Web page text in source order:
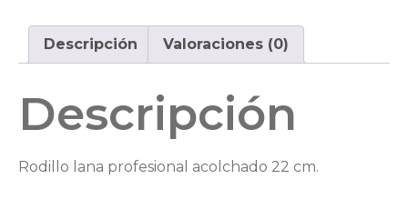
Descripción Valoraciones (0)
Descripción
Rodillo lana profesional acolchado 22 cm.